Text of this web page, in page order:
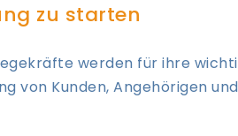
zu starten
werden für ihre
von Kunden, Angehörigen